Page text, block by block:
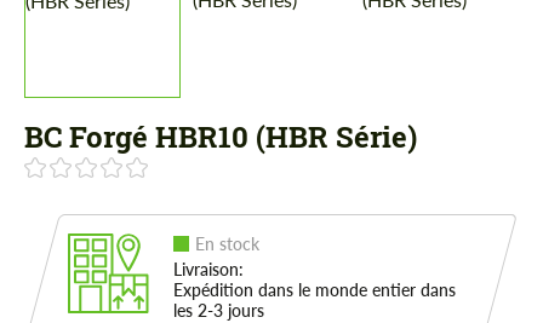
BC Forgé HBR10 (HBR Série)
En stock
Livraison:
Expédition dans le monde entier dans
les 2-3 jours